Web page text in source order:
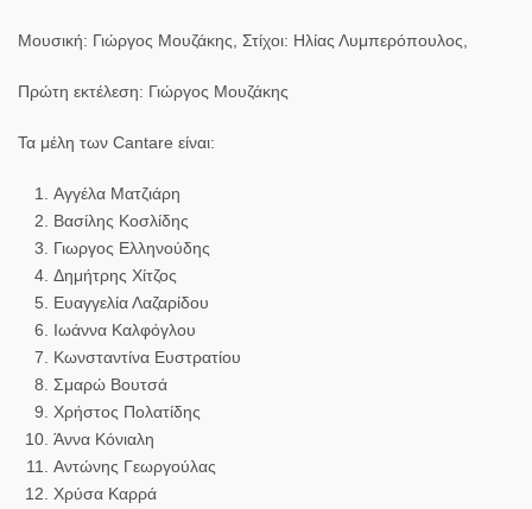
Μουσική: Γιώργος Μουζάκης, Στίχοι: Ηλίας Λυμπερόπουλος,
Πρώτη εκτέλεση: Γιώργος Μουζάκης
Τα μέλη των Cantare είναι:
Αγγέλα Ματζιάρη
Βασίλης Κοσλίδης
Γιωργος Ελληνούδης
Δημήτρης Χίτζος
Ευαγγελία Λαζαρίδου
Ιωάννα Καλφόγλου
Κωνσταντίνα Ευστρατίου
Σμαρώ Βουτσά
Χρήστος Πολατίδης
Άννα Κόνιαλη
Αντώνης Γεωργούλας
Χρύσα Καρρά